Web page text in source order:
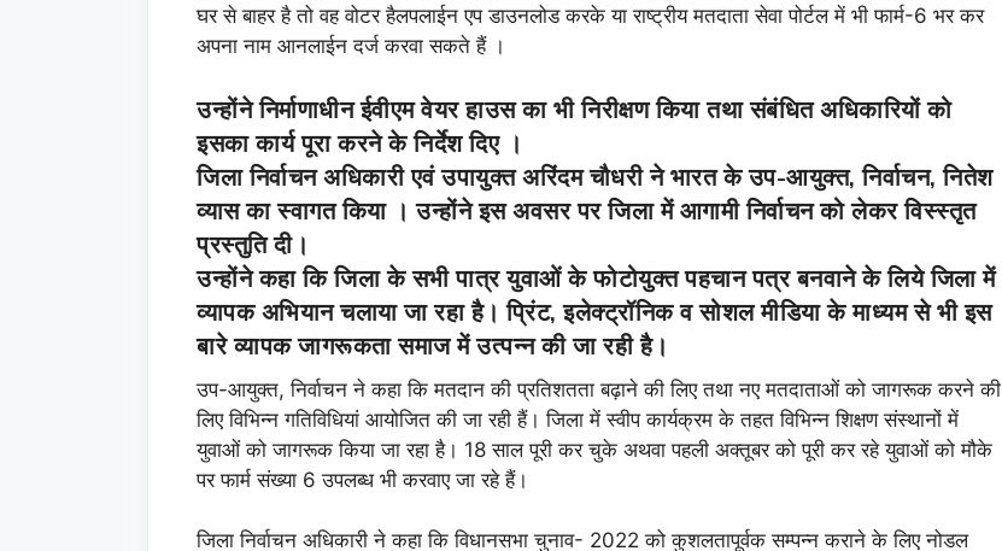
घर से बाहर है तो वह वोटर हैलपलाईन एप डाउनलोड करके या राष्ट्रीय मतदाता सेवा पोर्टल में भी फार्म-6 भर कर
अपना नाम आनलाईन दर्ज करवा सकते हैं ।
उन्होंने निर्माणाधीन ईवीएम वेयर हाउस का भी निरीक्षण किया तथा संबंधित अधिकारियों को
इसका कार्य पूरा करने के निर्देश दिए ।
जिला निर्वाचन अधिकारी एवं उपायुक्त अरिंदम चौधरी ने भारत के उप-आयुक्त, निर्वाचन, नितेश
व्यास का स्वागत किया । उन्होंने इस अवसर पर जिला में आगामी निर्वाचन को लेकर विस्स्तृत
प्रस्तुति दी।
उन्होंने कहा कि जिला के सभी पात्र युवाओं के फोटोयुक्त पहचान पत्र बनवाने के लिये जिला में
व्यापक अभियान चलाया जा रहा है। प्रिंट, इलेक्ट्रॉनिक व सोशल मीडिया के माध्यम से भी इस
बारे व्यापक जागरूकता समाज में उत्पन्न की जा रही है।
उप-आयुक्त, निर्वाचन ने कहा कि मतदान की प्रतिशतता बढ़ाने की लिए तथा नए मतदाताओं को जागरूक करने की
लिए विभिन्न गतिविधियां आयोजित की जा रही हैं। जिला में स्वीप कार्यक्रम के तहत विभिन्न शिक्षण संस्थानों में
युवाओं को जागरूक किया जा रहा है। 18 साल पूरी कर चुके अथवा पहली अक्तूबर को पूरी कर रहे युवाओं को मौके
पर फार्म संख्या 6 उपलब्ध भी करवाए जा रहे हैं।
जिला निर्वाचन अधिकारी ने कहा कि विधानसभा चुनाव- 2022 को कुशलतापूर्वक सम्पन्न कराने के लिए नोडल